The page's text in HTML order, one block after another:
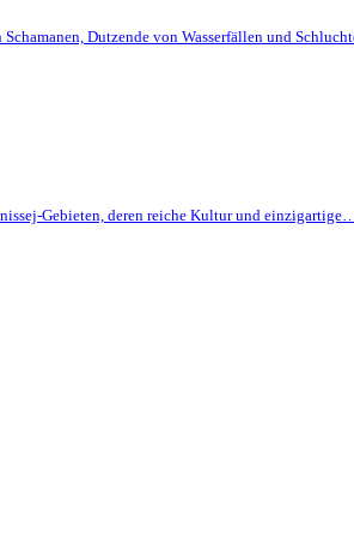
Dutzende von Wasserfällen und
Gebieten, deren reiche Kultur und einzigartige…